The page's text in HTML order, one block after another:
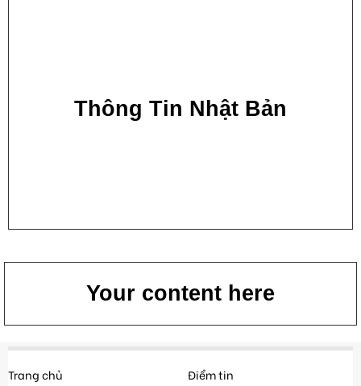
Thông Tin Nhật Bản
Your content here
Trang chủ
Điểm tin